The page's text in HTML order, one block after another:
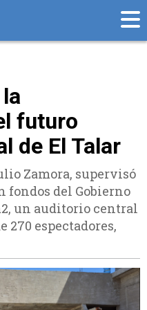
futuro
de El Talar
Zamora, supervisó
fondos del Gobierno
un auditorio central
270 espectadores,